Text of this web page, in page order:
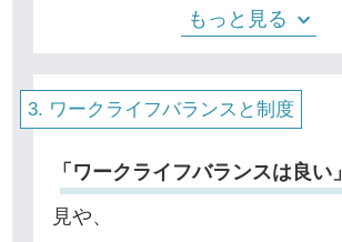
もっと見る
ワークライフバランスと制度
「ワークライフバランスは良い」
見や、